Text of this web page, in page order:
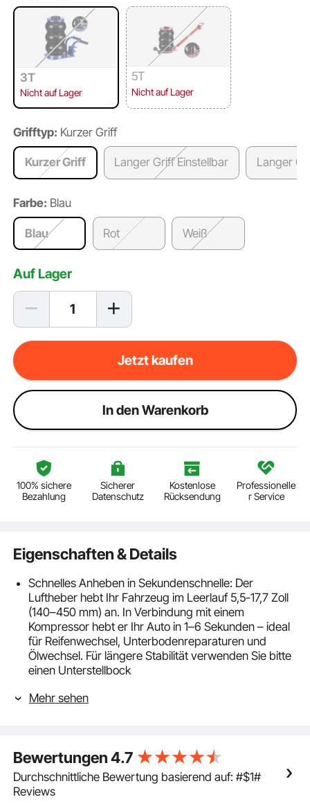
3T
Nicht auf Lager
5T
Nicht auf Lager
Grifftyp: Kurzer Griff
Kurzer Griff Langer Griff Einstellbar Langer
Farbe: Blau
Blau Rot Weiß
Auf Lager
Jetzt kaufen
ln den Warenkorb
100% sichere
Bezahlung
Sicherer
Datenschutz
Kostenlose
Rücksendung
Professionelle
r Service
Eigenschaften & Details
Schnelles Anheben in Sekundenschnelle: Der
Luftheber hebt Ihr Fahrzeug im Leerlauf 5,5-17,7 Zoll
(140–450 mm) an. In Verbindung mit einem
Kompressor hebt er Ihr Auto in 1–6 Sekunden – ideal
für Reifenwechsel, Unterbodenreparaturen und
Ölwechsel. Für längere Stabilität verwenden Sie bitte
einen Unterstellbock
trägt bis zu 6613 lbs (3 t) und eignet sich für
und stabile Hebeleistung
Kontrolliertes & sicheres Absenken: Der
pneumatische Wagenheber verfügt über sechs
robuste Stahlrohre mit jeweils kürzerem Hub für ein
Mehr sehen
Bewertungen4.7
Durchschnittliche Bewertung basierend auf: #$1#
Reviews